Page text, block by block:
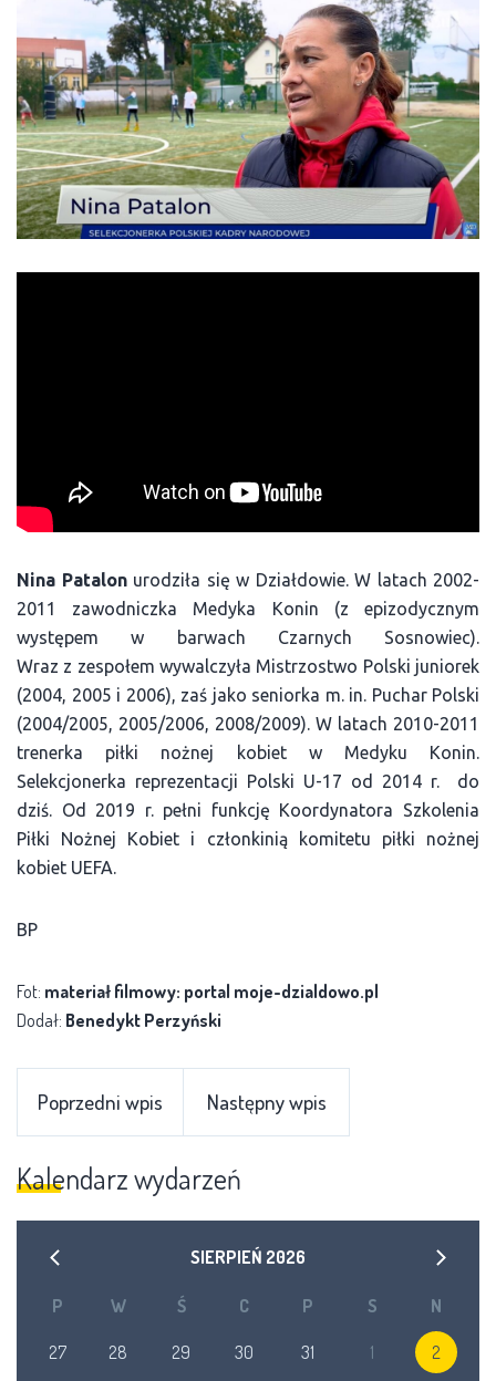
Nina Patalon urodziła się w Działdowie. W latach 2002-
2011 zawodniczka Medyka Konin (z epizodycznym
występem w barwach Czarnych Sosnowiec).
Wraz z zespołem wywalczyła Mistrzostwo Polski juniorek
(2004, 2005 i 2006), zaś jako seniorka m. in. Puchar Polski
(2004/2005, 2005/2006, 2008/2009). W latach 2010-2011
trenerka piłki nożnej kobiet w Medyku Konin.
Selekcjonerka reprezentacji Polski U-17 od 2014 r. do
dziś. Od 2019 r. pełni funkcję Koordynatora Szkolenia
Piłki Nożnej Kobiet i członkinią komitetu piłki nożnej
kobiet UEFA.
BP
Fot: materiał filmowy: portal moje-dzialdowo.pl
Dodał: Benedykt Perzyński
Poprzedni wpis Następny wpis
Kalendarz wydarzeń
SIERPIEŃ 2026
P W Ś C P S N
27 28 29 30 31 1 2